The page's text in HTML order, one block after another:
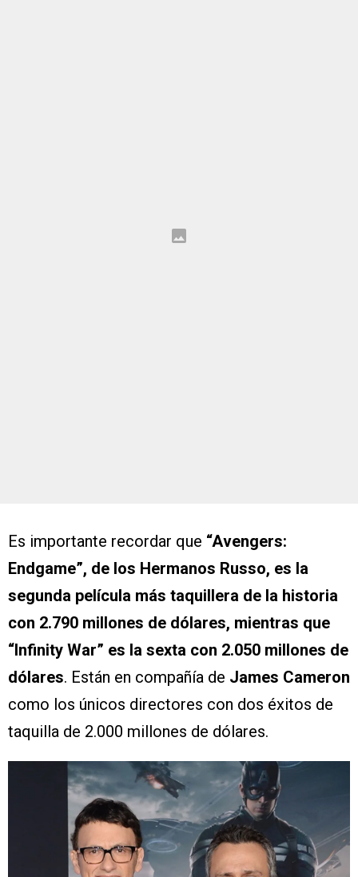
Es importante recordar que “Avengers:
Endgame”, de los Hermanos Russo, es la
segunda película más taquillera de la historia
con 2.790 millones de dólares, mientras que
“Infinity War” es la sexta con 2.050 millones de
dólares. Están en compañía de James Cameron
como los únicos directores con dos éxitos de
taquilla de 2.000 millones de dólares.